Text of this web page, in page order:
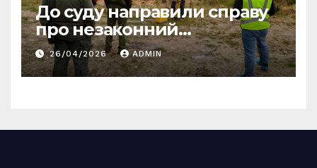
До суду направили справу
про незаконний
промисловий видобуток
пісковику на Олевщині
26/04/2026 ADMIN